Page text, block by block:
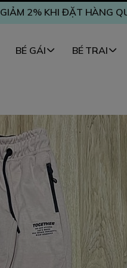
GIẢM 2% KHI ĐẶT HÀNG
BÉ GÁI BÉ TRAI